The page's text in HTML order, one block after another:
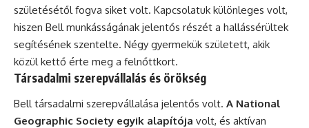
születésétől fogva siket volt. Kapcsolatuk különleges volt,
hiszen Bell munkásságának jelentős részét a hallássérültek
segítésének szentelte. Négy gyermekük született, akik
közül kettő érte meg a felnőttkort.
Társadalmi szerepvállalás és örökség
Bell társadalmi szerepvállalása jelentős volt. A National
Geographic Society egyik alapítója volt, és aktívan